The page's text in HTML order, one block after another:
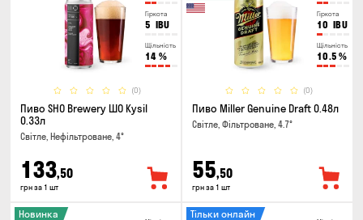
Гіркота
5 IBU
Щільність
14 %
(0)
Пиво SHO Brewery ШО Kysil
0.33л
Світле, Нефільтроване, 4°
133,50
грн за 1 шт
Гіркота
10 IBU
Щільність
10.5 %
(0)
Пиво Miller Genuine Draft 0.48л
Світле, Фільтроване, 4.7°
55,50
грн за 1 шт
Новинка
Тільки онлайн